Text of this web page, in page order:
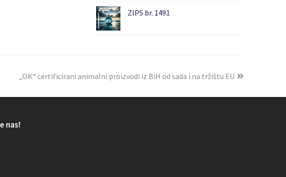
ZIPS br. 1491
„OK“ certificirani animalni proizvodi iz BiH od sada i na tržištu EU
nas!